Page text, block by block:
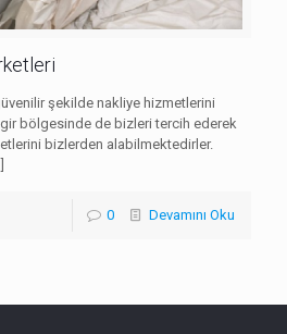
şekilde nakliye hizmetlerini
bölgesinde de bizleri tercih ederek
bizlerden alabilmektedirler.
0 Devamını Oku